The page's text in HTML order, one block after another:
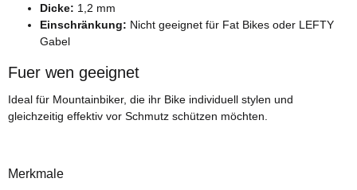
Dicke: 1,2 mm
Einschränkung: Nicht geeignet für Fat Bikes oder LEFTY
Gabel
Fuer wen geeignet
Ideal für Mountainbiker, die ihr Bike individuell stylen und
gleichzeitig effektiv vor Schmutz schützen möchten.
Merkmale